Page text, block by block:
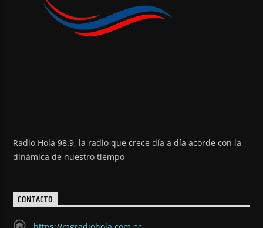
Radio Hola 98.9, la radio que crece día a día acorde con la
dinámica de nuestro tiempo
CONTACTO